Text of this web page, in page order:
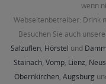
wenn
Webseitenbetreiber: Drink
Besuchen Sie auch
Salzuflen, Hörstel und
Stainach, Vomp, Lienz,
Obernkirchen, Augsburg